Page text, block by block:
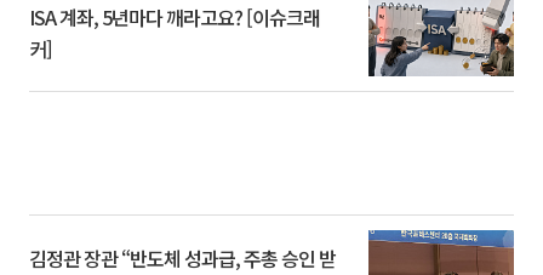
ISA 계좌, 5년마다 깨라고요? [이슈크래
커]
김정관 장관 “반도체 성과급, 주총 승인 받